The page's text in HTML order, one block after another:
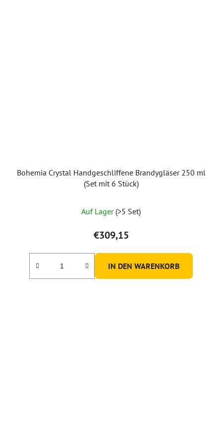
Bohemia Crystal Handgeschliffene Brandygläser 250 ml
(Set mit 6 Stück)
Auf Lager (>5 Set)
€309,15
IN DEN WARENKORB